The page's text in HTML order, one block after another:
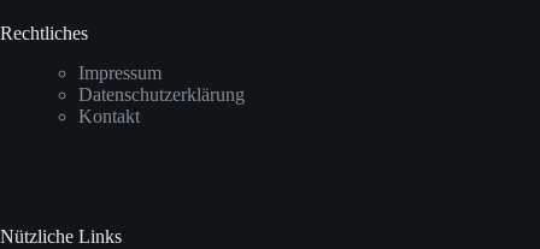
Rechtliches
Impressum
Datenschutzerklärung
Kontakt
Nützliche Links